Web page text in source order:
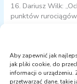
Aby zapewnić jak
jak pliki cookie, do
informacji o
przetwarzać dane, takie
16. Dariusz Wilk:
punktów
jednostkowej
wybrane
prezentacji